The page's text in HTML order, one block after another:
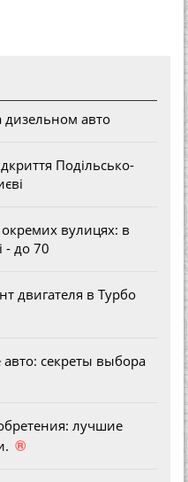
дизельном авто
Подільсько-
окремих вулицях: в
- до 70
двигателя в Турбо
секреты выбора
лучшие
®